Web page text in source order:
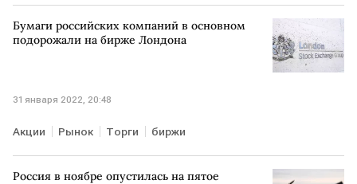
Бумаги российских компаний в основном
подорожали на бирже Лондона
31 января 2022, 20:48
Акции Рынок Торги биржи
Россия в ноябре опустилась на пятое